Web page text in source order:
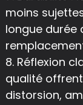
moins
longue durée
8. Réflexion
qualité
distorsion,